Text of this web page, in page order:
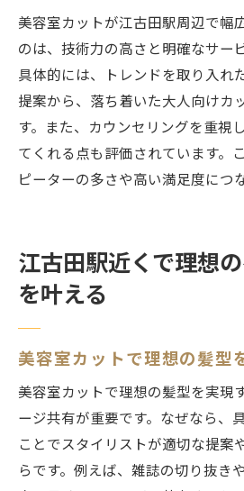
美容室カットが江古田駅周辺で幅
のは、技術力の高さと明確なサー
具体的には、トレンドを取り入れ
提案から、落ち着いた大人向けカ
す。また、カウンセリングを重視
てくれる点も評価されています。
ピーターの多さや高い満足度につ
江古田駅近くで理想
を叶える
美容室カットで理想の髪型
美容室カットで理想の髪型を実現
ージ共有が重要です。なぜなら、
ことでスタイリストが適切な提案
らです。例えば、雑誌の切り抜き